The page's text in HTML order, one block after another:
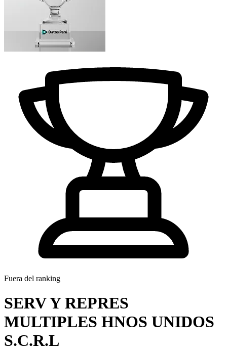
Fuera del ranking
SERV Y REPRES
MULTIPLES HNOS UNIDOS
S.C.R.L